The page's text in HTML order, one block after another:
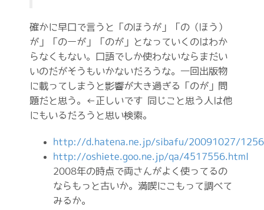
確かに早口で言うと「のほうが」「の（ほう）
が」「のーが」「のが」となっていくのはわか
らなくもない。口語でしか使わないならまだい
いのだがそうもいかないだろうな。一回出版物
に載ってしまうと影響が大き過ぎる「のが」問
題だと思う。←正しいです 同じこと思う人は他
にもいるだろうと思い検索。
http://d.hatena.ne.jp/sibafu/20091027/
http://oshiete.goo.ne.jp/qa/4517556.html
2008年の時点で両さんがよく使ってるの
ならもっと古いか。満喫にこもって調べて
みるか。